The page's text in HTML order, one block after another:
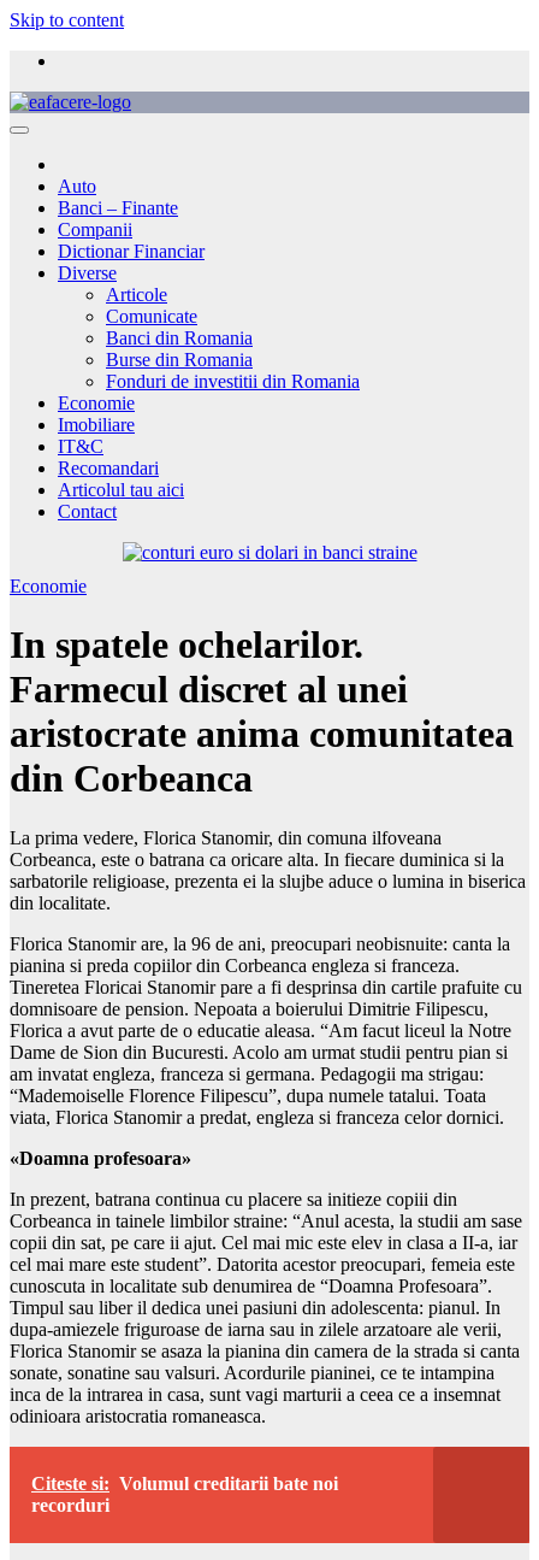
Skip to content
Auto
Banci – Finante
Companii
Dictionar Financiar
Diverse
Articole
Comunicate
Banci din Romania
Burse din Romania
Fonduri de investitii din Romania
Economie
Imobiliare
IT&C
Recomandari
Articolul tau aici
Contact
Economie
In spatele ochelarilor.
Farmecul discret al unei
aristocrate anima comunitatea
din Corbeanca
La prima vedere, Florica Stanomir, din comuna ilfoveana
Corbeanca, este o batrana ca oricare alta. In fiecare duminica si la
sarbatorile religioase, prezenta ei la slujbe aduce o lumina in biserica
din localitate.
Florica Stanomir are, la 96 de ani, preocupari neobisnuite: canta la
pianina si preda copiilor din Corbeanca engleza si franceza.
Tineretea Floricai Stanomir pare a fi desprinsa din cartile prafuite cu
domnisoare de pension. Nepoata a boierului Dimitrie Filipescu,
Florica a avut parte de o educatie aleasa. “Am facut liceul la Notre
Dame de Sion din Bucuresti. Acolo am urmat studii pentru pian si
am invatat engleza, franceza si germana. Pedagogii ma strigau:
“Mademoiselle Florence Filipescu”, dupa numele tatalui. Toata
viata, Florica Stanomir a predat, engleza si franceza celor dornici.
«Doamna profesoara»
In prezent, batrana continua cu placere sa initieze copiii din
Corbeanca in tainele limbilor straine: “Anul acesta, la studii am sase
copii din sat, pe care ii ajut. Cel mai mic este elev in clasa a II-a, iar
cel mai mare este student”. Datorita acestor preocupari, femeia este
cunoscuta in localitate sub denumirea de “Doamna Profesoara”.
Timpul sau liber il dedica unei pasiuni din adolescenta: pianul. In
dupa-amiezele friguroase de iarna sau in zilele arzatoare ale verii,
Florica Stanomir se asaza la pianina din camera de la strada si canta
sonate, sonatine sau valsuri. Acordurile pianinei, ce te intampina
inca de la intrarea in casa, sunt vagi marturii a ceea ce a insemnat
odinioara aristocratia romaneasca.
Citeste si: Volumul creditarii bate noi
recorduri